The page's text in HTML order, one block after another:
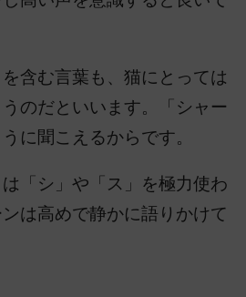
含む言葉も、猫にとっては
のだといいます。「シャー
に聞こえるからです。
「シ」や「ス」を極力使わ
は高めで静かに語りかけて